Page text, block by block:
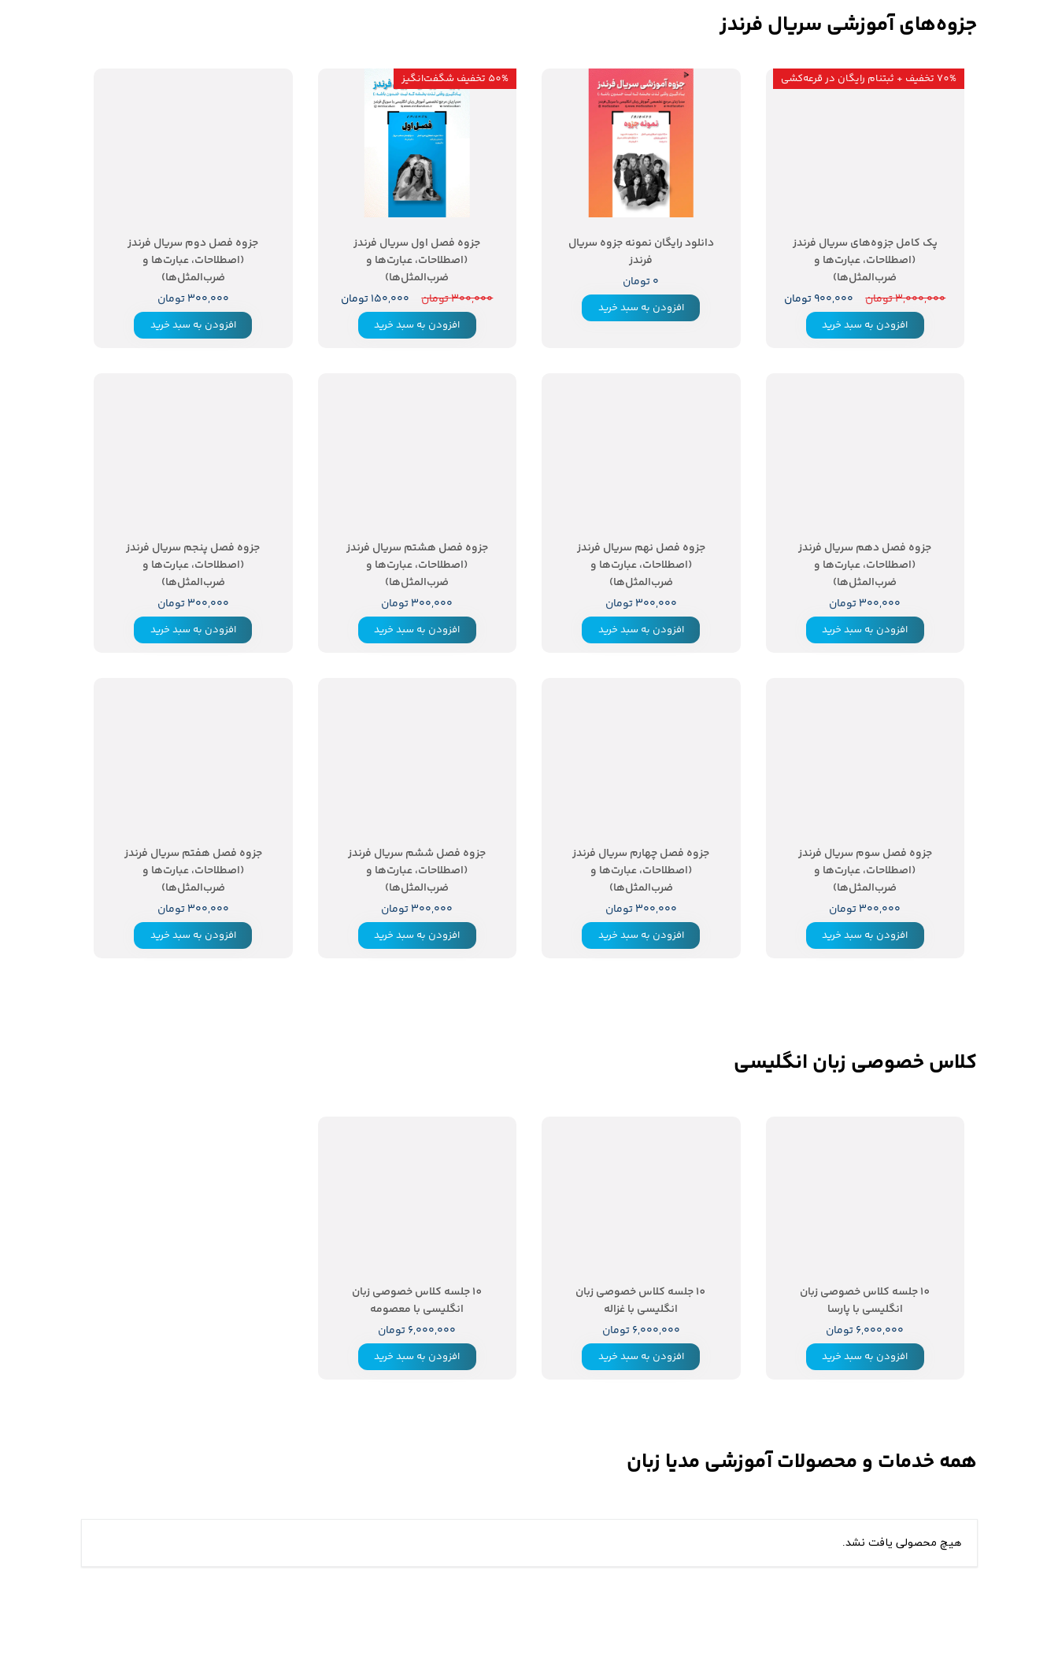
جزوه‌های آموزشی سریال فرندز
پک کامل جزوه‌های سریال فرندز
(اصطلاحات، عبارت‌ها و
ضرب‌المثل‌ها)
۳,۰۰۰,۰۰۰ تومان
۹۰۰,۰۰۰ تومان
افزودن به سبد خرید
70% تخفیف + ثبتنام رایگان در قرعه‌کشی
دانلود رایگان نمونه جزوه سریال
فرندز
۰ تومان
افزودن به سبد خرید
جزوه فصل اول سریال فرندز
(اصطلاحات، عبارت‌ها و
ضرب‌المثل‌ها)
۳۰۰,۰۰۰ تومان
۱۵۰,۰۰۰ تومان
افزودن به سبد خرید
50% تخفیف شگفت‌انگیز
۵۰ درصد
جزوه فصل دوم سریال فرندز
(اصطلاحات، عبارت‌ها و
ضرب‌المثل‌ها)
۳۰۰,۰۰۰ تومان
افزودن به سبد خرید
جزوه فصل دهم سریال فرندز
(اصطلاحات، عبارت‌ها و
ضرب‌المثل‌ها)
۳۰۰,۰۰۰ تومان
افزودن به سبد خرید
جزوه فصل نهم سریال فرندز
(اصطلاحات، عبارت‌ها و
ضرب‌المثل‌ها)
۳۰۰,۰۰۰ تومان
افزودن به سبد خرید
جزوه فصل هشتم سریال فرندز
(اصطلاحات، عبارت‌ها و
ضرب‌المثل‌ها)
۳۰۰,۰۰۰ تومان
افزودن به سبد خرید
جزوه فصل پنجم سریال فرندز
(اصطلاحات، عبارت‌ها و
ضرب‌المثل‌ها)
۳۰۰,۰۰۰ تومان
افزودن به سبد خرید
جزوه فصل سوم سریال فرندز
(اصطلاحات، عبارت‌ها و
ضرب‌المثل‌ها)
۳۰۰,۰۰۰ تومان
افزودن به سبد خرید
جزوه فصل چهارم سریال فرندز
(اصطلاحات، عبارت‌ها و
ضرب‌المثل‌ها)
۳۰۰,۰۰۰ تومان
افزودن به سبد خرید
جزوه فصل ششم سریال فرندز
(اصطلاحات، عبارت‌ها و
ضرب‌المثل‌ها)
۳۰۰,۰۰۰ تومان
افزودن به سبد خرید
جزوه فصل هفتم سریال فرندز
(اصطلاحات، عبارت‌ها و
ضرب‌المثل‌ها)
۳۰۰,۰۰۰ تومان
افزودن به سبد خرید
کلاس خصوصی زبان انگلیسی
10 جلسه کلاس خصوصی زبان
انگلیسی با پارسا
۶,۰۰۰,۰۰۰ تومان
افزودن به سبد خرید
10 جلسه کلاس خصوصی زبان
انگلیسی با غزاله
۶,۰۰۰,۰۰۰ تومان
افزودن به سبد خرید
10 جلسه کلاس خصوصی زبان
انگلیسی با معصومه
۶,۰۰۰,۰۰۰ تومان
افزودن به سبد خرید
هیچ محصولی یافت نشد.
همه خدمات و محصولات آموزشی مدیا زبان